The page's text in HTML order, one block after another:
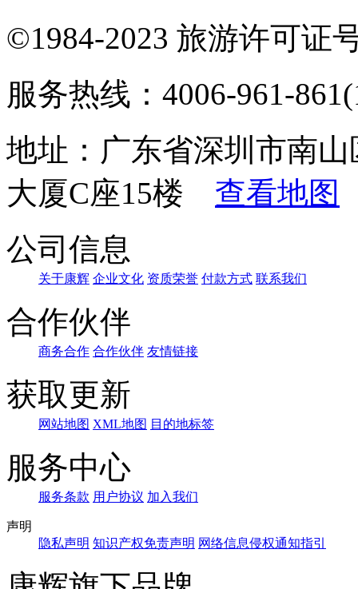
©1984-2023 旅游许可证
服务热线：4006-961-
地址：广东省深圳市南
大厦C座15楼 查看地图
公司信息
关于康辉 企业文化 资质荣誉 付款方式 联系我们
合作伙伴
商务合作 合作伙伴 友情链接
获取更新
网站地图 XML地图 目的地标签
服务中心
服务条款 用户协议 加入我们
声明
隐私声明 知识产权免责声明 网络信息侵权通知指引